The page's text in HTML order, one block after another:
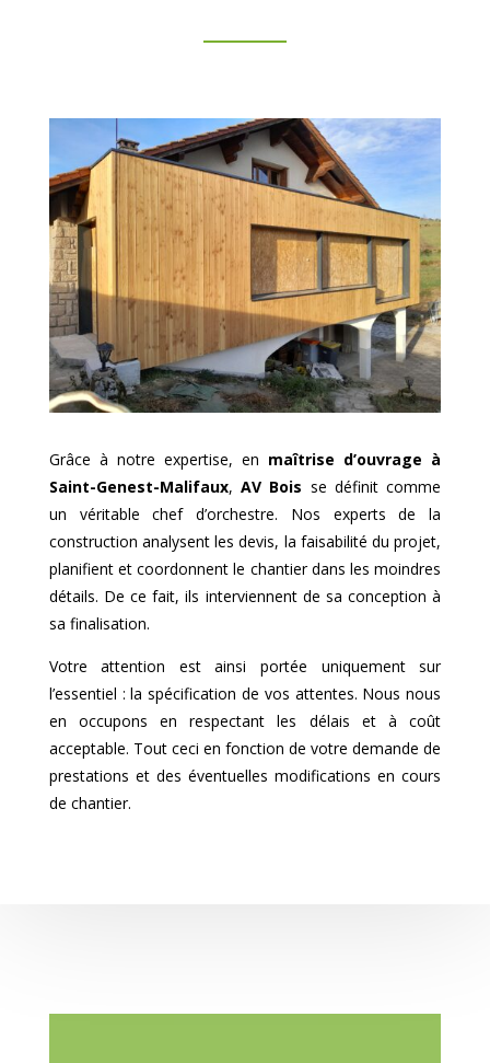
Grâce à notre expertise, en maîtrise d’ouvrage à
Saint-Genest-Malifaux,AV Bois se définit comme
un véritable chef d’orchestre. Nos experts de la
construction analysent les devis, la faisabilité du projet,
planifient et coordonnent le chantier dans les moindres
détails. De ce fait, ils interviennent de sa conception à
sa finalisation.
Votre attention est ainsi portée uniquement sur
l’essentiel : la spécification de vos attentes. Nous nous
en occupons en respectant les délais et à coût
acceptable. Tout ceci en fonction de votre demande de
prestations et des éventuelles modifications en cours
de chantier.